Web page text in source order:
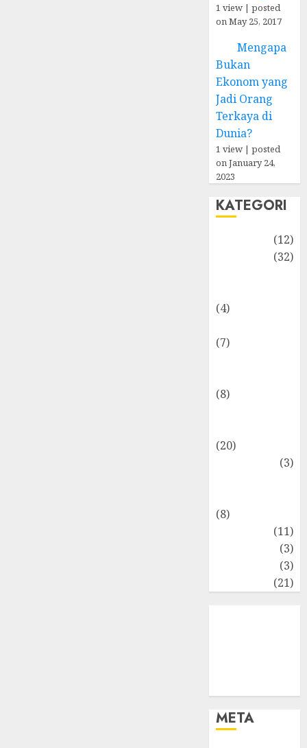
1 view |posted
on May 25, 2017
Mengapa
Bukan
Ekonom yang
Jadi Orang
Terkaya di
Dunia?
1 view |posted
on January 24,
2023
KATEGORI
(12)
(32)
(4)
(7)
(8)
(20)
(3)
(8)
(11)
(3)
(3)
(21)
META